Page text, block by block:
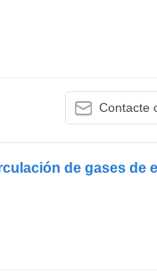
Contacte